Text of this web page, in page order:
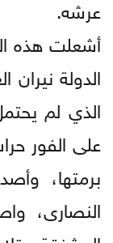
عرشه.
أشعلت هذه
الدولة
الذي لم
على الفور
برمتها،
النصارى،